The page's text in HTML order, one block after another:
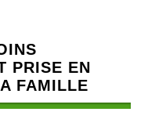
PRISE EN
FAMILLE